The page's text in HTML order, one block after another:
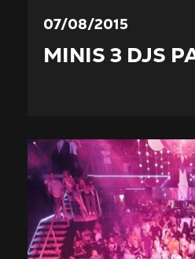
07/08/2015
MINIS 3 DJS